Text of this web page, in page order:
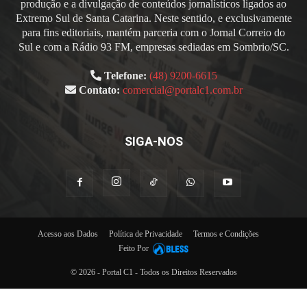
produção e a divulgação de conteúdos jornalísticos ligados ao
Extremo Sul de Santa Catarina. Neste sentido, e exclusivamente
para fins editoriais, mantém parceria com o Jornal Correio do
Sul e com a Rádio 93 FM, empresas sediadas em Sombrio/SC.
Telefone: (48) 9200-6615
Contato: comercial@portalc1.com.br
SIGA-NOS
Acesso aos Dados Política de Privacidade
Termos e Condições
Feito Por
© 2026 - Portal C1 - Todos os Direitos Reservados